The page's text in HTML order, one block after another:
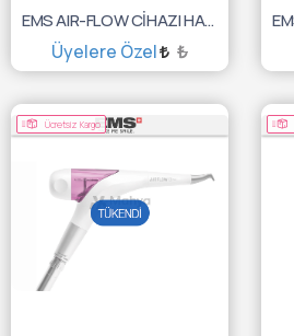
EMS AIR-FLOW CİHAZI HANDY 3 PERIO MIDWEST UYUMLU
Üyelere Özel ₺
TÜKENDİ :(
Ücretsiz Kargo